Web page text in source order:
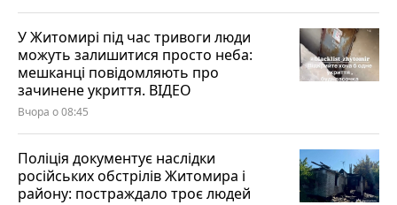
У Житомирі під час тривоги люди
можуть залишитися просто неба:
мешканці повідомляють про
зачинене укриття. ВІДЕО
Вчора о 08:45
Поліція документує наслідки
російських обстрілів Житомира і
району: постраждало троє людей